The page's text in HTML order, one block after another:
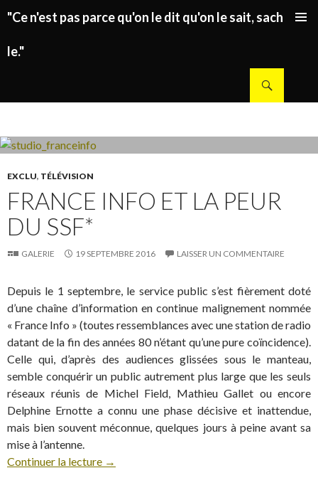
"Ce n'est pas parce qu'on le dit qu'on le sait, sachez
le."
EXCLU, TÉLÉVISION
FRANCE INFO ET LA PEUR
DU SSF*
GALERIE 19 SEPTEMBRE 2016 LAISSER UN COMMENTAIRE
Depuis le 1 septembre, le service public s’est fièrement doté
d’une chaîne d’information en continue malignement nommée
« France Info » (toutes ressemblances avec une station de radio
datant de la fin des années 80 n’étant qu’une pure coïncidence).
Celle qui, d’après des audiences glissées sous le manteau,
semble conquérir un public autrement plus large que les seuls
réseaux réunis de Michel Field, Mathieu Gallet ou encore
Delphine Ernotte a connu une phase décisive et inattendue,
mais bien souvent méconnue, quelques jours à peine avant sa
mise à l’antenne.
Continuer la lecture →